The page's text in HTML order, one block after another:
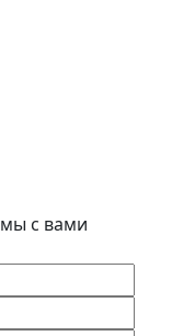
с вами